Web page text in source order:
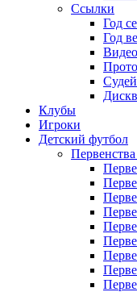
Ссылки
Год
Год
Видео
Клубы
Игроки
Детский футбол